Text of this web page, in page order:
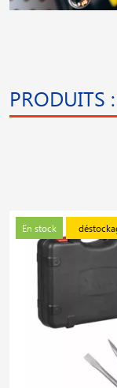
PRODUITS
En stock